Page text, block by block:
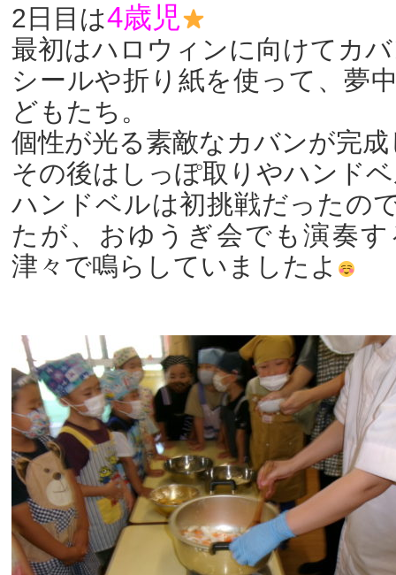
2日目は4歳児
最初はハロウィンに向けてカ
シールや折り紙を使って、夢
どもたち。
個性が光る素敵なカバンが完
その後はしっぽ取りやハンド
ハンドベルは初挑戦だったの
たが、おゆうぎ会でも演奏
津々で鳴らしていましたよ